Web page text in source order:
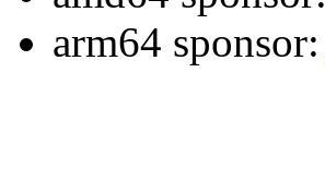
arm64 sponsor: